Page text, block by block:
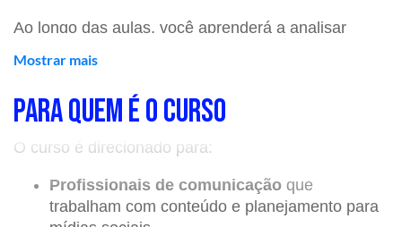
Ao longo das aulas, você aprenderá a analisar
ambiente digital. Também será introduzido às
ferramentas — gratuitas e pagas — usadas no
dados, entendendo como aplicar seus resultados na
construção de um planejamento estratégico
consistente.
Mostrar mais
PARA QUEM É O CURSO
O curso é direcionado para:
Profissionais de comunicação que
trabalham com conteúdo e planejamento para